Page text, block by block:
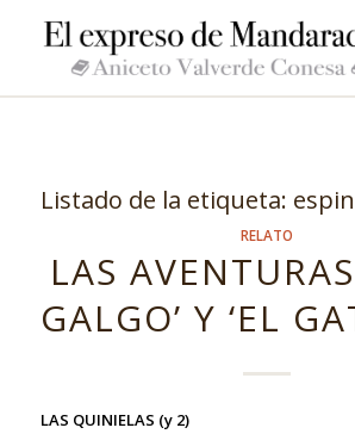
Listado de la etiqueta:
RELATO
LAS
GALGO’ Y ‘EL
LAS QUINIELAS (y 2)